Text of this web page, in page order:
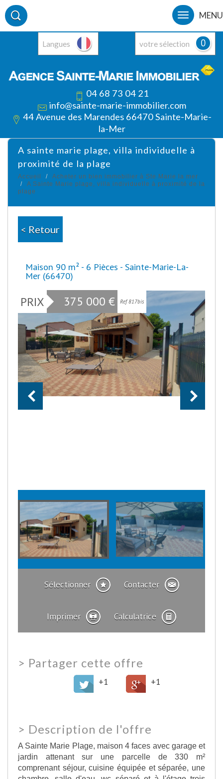
Langues votre sélection 0
04 68 73 04 21
info@sainte-marie-immobilier.com
44 Avenue des Marendes 66470 Sainte-Marie-
la-Mer
MENU
a sainte marie plage, villa individuelle à
proximité de la plage
Accueil
Acheter un bien immobilier à Ste Marie la mer
A Sainte Marie plage, villa individuelle à proximité de la
plage
< Retour
Maison 90 m² - 6 Pièces - Sainte-Marie-La-
Mer (66470)
PRIX 375 000 € Ref 817bis
Sélectionner Contacter
Imprimer Calculatrice
> Partager cette offre
+1 +1
> Description de l'offre
A Sainte Marie Plage, maison 4 faces avec garage et
jardin attenant sur une parcelle de 330 m²
comprenant séjour, cuisine équipée et séparée, une